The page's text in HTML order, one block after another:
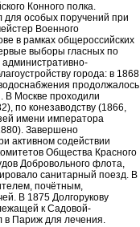
Конного полка.
для особых поручений при
Военного
в рамках общероссийских
выборы гласных по
города: в 1868
продолжалось
В Москве проходили
по конезаводству (1866,
имени императора
Завершено
активном содействии
Общества Красного
Добровольного флота,
санитарный поезд. В
почётным,
В 1875 Долгорукову
к Садовой-
в Париж для лечения.